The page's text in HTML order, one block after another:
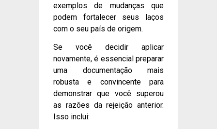
exemplos de mudanças que
podem fortalecer seus laços
com o seu país de origem.
Se você decidir aplicar
novamente, é essencial preparar
uma documentação mais
robusta e convincente para
demonstrar que você superou
as razões da rejeição anterior.
Isso inclui: